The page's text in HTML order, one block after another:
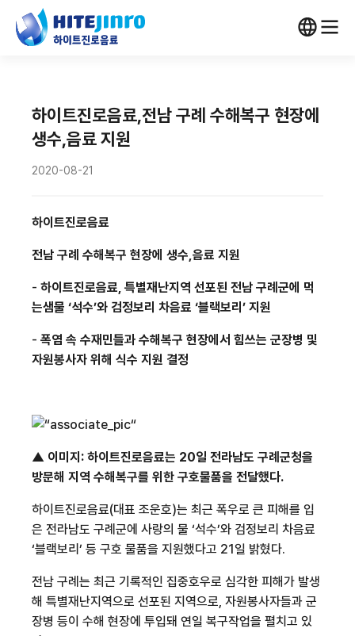
하이트진로음료,전남 구례 수해복구 현장에
생수,음료 지원
2020-08-21
하이트진로음료
전남 구례 수해복구 현장에 생수,음료 지원
- 하이트진로음료, 특별재난지역 선포된 전남 구례군에 먹
는샘물 ‘석수’와 검정보리 차음료 ‘블랙보리 ’ 지원
- 폭염 속 수재민들과 수해복구 현장에서 힘쓰는 군장병 및
자원봉사자 위해 식수 지원 결정
▲ 이미지 : 하이트진로음료는 20일 전라남도 구례군청을
방문해 지역 수해복구를 위한 구호물품을 전달했다.
하이트진로음료(대표 조운호)는 최근 폭우로 큰 피해를 입
은 전라남도 구례군에 사랑의 물 ‘석수’와 검정보리 차음료
‘블랙보리 ’ 등 구호 물품을 지원했다고 21일 밝혔다.
전남 구례는 최근 기록적인 집중호우로 심각한 피해가 발생
해 특별재난지역으로 선포된 지역으로, 자원봉사자들과 군
장병 등이 수해 현장에 투입돼 연일 복구작업을 펼치고 있